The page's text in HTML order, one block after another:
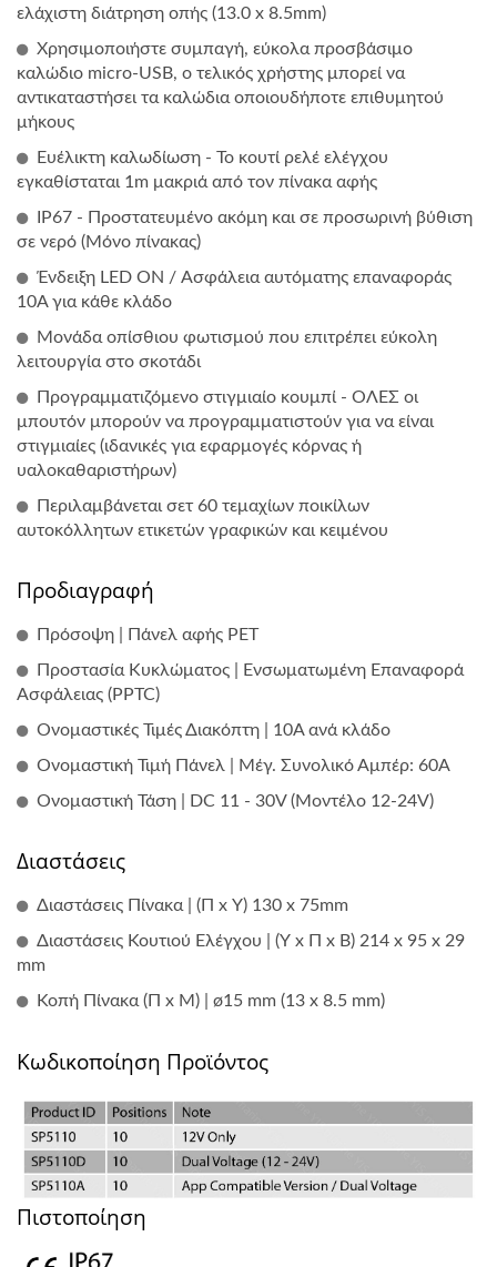
ελάχιστη διάτρηση οπής (13.0 x 8.5mm)
Χρησιμοποιήστε συμπαγή, εύκολα προσβάσιμο
καλώδιο micro-USB, ο τελικός χρήστης μπορεί να
αντικαταστήσει τα καλώδια οποιουδήποτε επιθυμητού
μήκους
Ευέλικτη καλωδίωση - Το κουτί ρελέ ελέγχου
εγκαθίσταται 1m μακριά από τον πίνακα αφής
IP67 - Προστατευμένο ακόμη και σε προσωρινή βύθιση
σε νερό (Μόνο πίνακας)
Ένδειξη LED ON / Ασφάλεια αυτόματης επαναφοράς
10A για κάθε κλάδο
Μονάδα οπίσθιου φωτισμού που επιτρέπει εύκολη
λειτουργία στο σκοτάδι
Προγραμματιζόμενο στιγμιαίο κουμπί - ΟΛΕΣ οι
μπουτόν μπορούν να προγραμματιστούν για να είναι
στιγμιαίες (ιδανικές για εφαρμογές κόρνας ή
υαλοκαθαριστήρων)
Περιλαμβάνεται σετ 60 τεμαχίων ποικίλων
αυτοκόλλητων ετικετών γραφικών και κειμένου
Προδιαγραφή
Πρόσοψη | Πάνελ αφής PET
Προστασία Κυκλώματος | Ενσωματωμένη Επαναφορά
Ασφάλειας (PPTC)
Ονομαστικές Τιμές Διακόπτη | 10A ανά κλάδο
Ονομαστική Τιμή Πάνελ | Μέγ. Συνολικό Αμπέρ: 60A
Ονομαστική Τάση | DC 11 - 30V (Μοντέλο 12-24V)
Διαστάσεις
Διαστάσεις Πίνακα | (Π x Υ) 130 x 75mm
Διαστάσεις Κουτιού Ελέγχου | (Υ x Π x Β) 214 x 95 x 29
mm
Κοπή Πίνακα (Π x Μ) | ø15 mm (13 x 8.5 mm)
Κωδικοποίηση Προϊόντος
Πιστοποίηση